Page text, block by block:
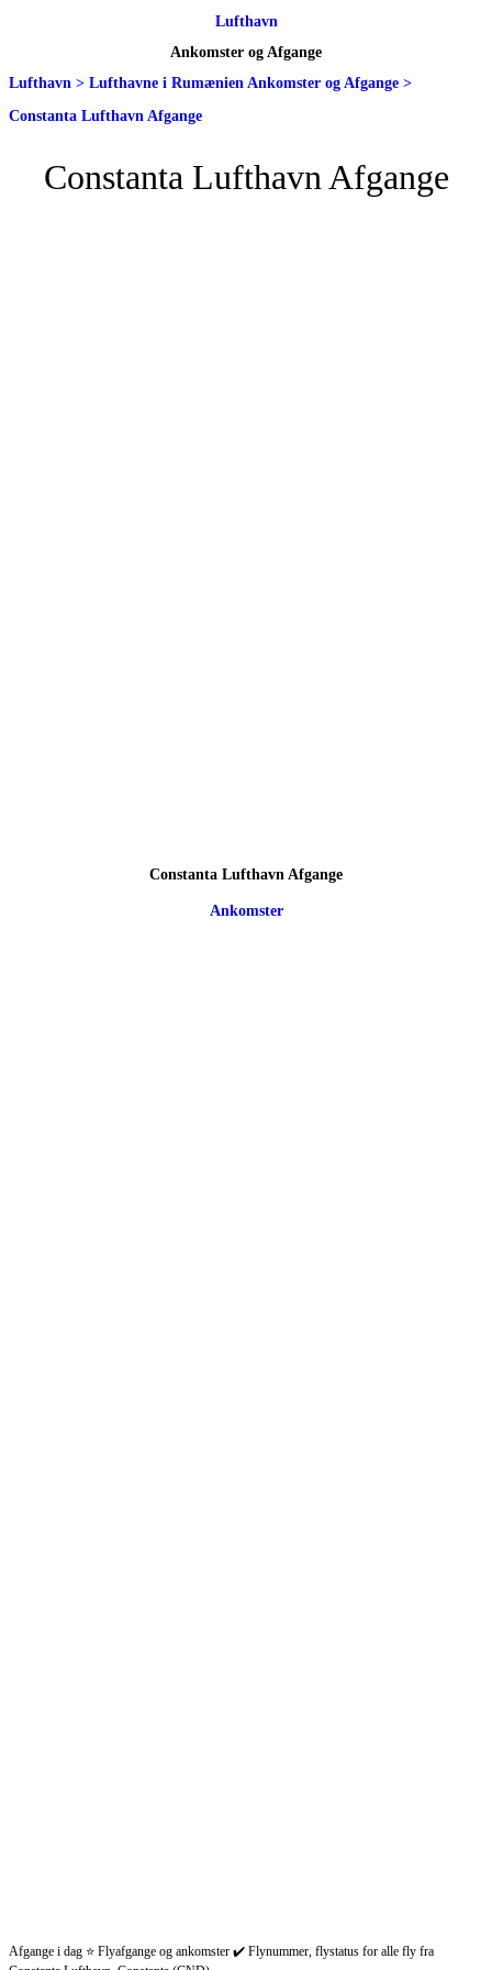
Lufthavn
Ankomster og Afgange
Lufthavn > Lufthavne i Rumænien Ankomster og Afgange >
Constanta Lufthavn Afgange
Constanta Lufthavn Afgange
Constanta Lufthavn Afgange
Ankomster
Afgange i dag ⭐ Flyafgange og ankomster ✔️ Flynummer, flystatus for alle fly fra